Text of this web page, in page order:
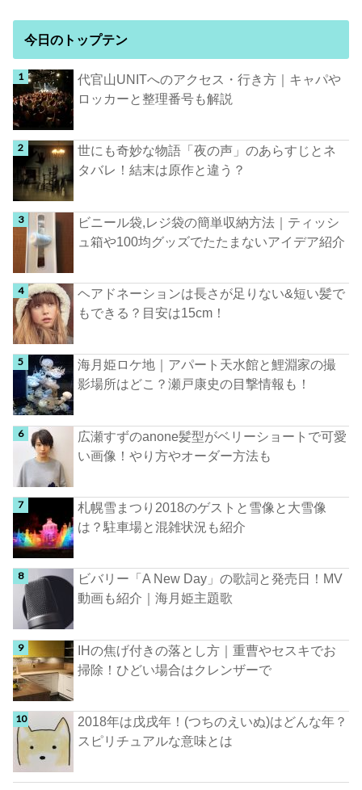
今日のトップテン
代官山UNITへのアクセス・行き方｜キャパや
ロッカーと整理番号も解説
世にも奇妙な物語「夜の声」のあらすじとネ
タバレ！結末は原作と違う？
ビニール袋,レジ袋の簡単収納方法｜ティッシ
ュ箱や100均グッズでたたまないアイデア紹介
ヘアドネーションは長さが足りない&短い髪で
もできる？目安は15cm！
海月姫ロケ地｜アパート天水館と鯉淵家の撮
影場所はどこ？瀬戸康史の目撃情報も！
広瀬すずのanone髪型がベリーショートで可愛
い画像！やり方やオーダー方法も
札幌雪まつり2018のゲストと雪像と大雪像
は？駐車場と混雑状況も紹介
ビバリー「A New Day」の歌詞と発売日！MV
動画も紹介｜海月姫主題歌
IHの焦げ付きの落とし方｜重曹やセスキでお
掃除！ひどい場合はクレンザーで
2018年は戊戌年！(つちのえいぬ)はどんな年？
スピリチュアルな意味とは